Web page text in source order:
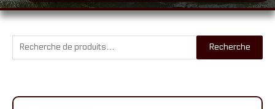
Recherche
pour :
Recherche